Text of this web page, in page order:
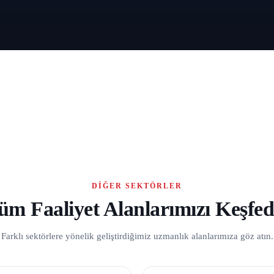
DIĞER SEKTÖRLER
Faaliyet Alanlarımızı
Farklı sektörlere yönelik geliştirdiğimiz uzmanlık alanlarımıza göz atın.